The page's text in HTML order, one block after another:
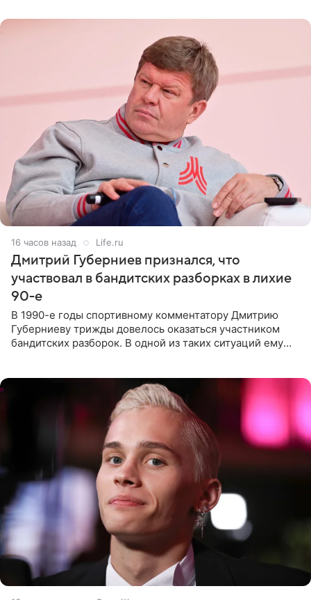
16 часов назад Life.ru
Дмитрий Губерниев признался, что
участвовал в бандитских разборках в лихие
90-е
В 1990-е годы спортивному комментатору Дмитрию
Губерниеву трижды довелось оказаться участником
бандитских разборок. В одной из таких ситуаций ему